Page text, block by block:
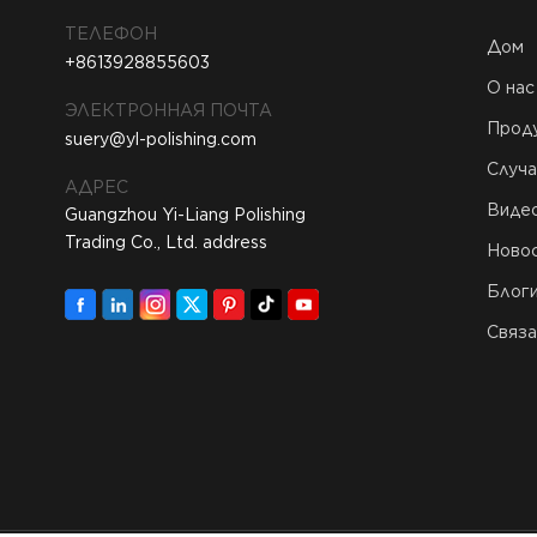
ТЕЛЕФОН
+8613928855603
ЭЛЕКТРОННАЯ ПОЧТА
suery@yl-polishing.com
АДРЕС
Guangzhou Yi-Liang Polishing
Trading Co., Ltd. address
Дом
О нас
Блоги